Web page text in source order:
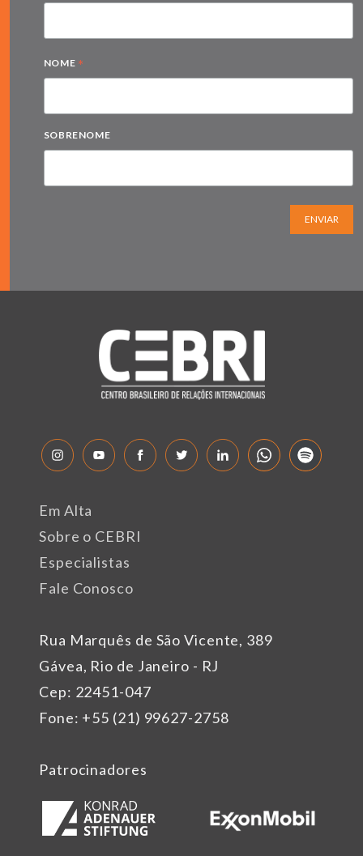
NOME *
SOBRENOME
ENVIAR
Rua Marquês de São Vicente, 389
Gávea, Rio de Janeiro - RJ
Cep: 22451-047
Fone: +55 (21) 99627-2758
Em Alta
Sobre o CEBRI
Especialistas
Fale Conosco
Patrocinadores